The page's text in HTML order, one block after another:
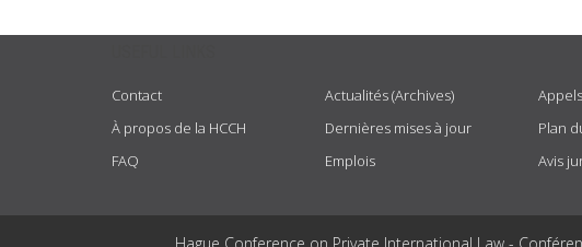
Contact
À propos de la HCCH
FAQ
Actualités (Archives)
Dernières mises à jour
Emplois
Plan
Avis